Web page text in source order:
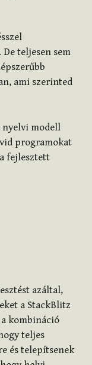
teljesen sem
ami szerinted
nyelvi modell
programokat
fejlesztett
azáltal,
a StackBlitz
kombináció
teljes
és telepítsenek